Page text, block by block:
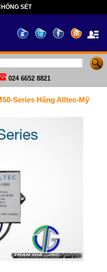
SÉT
024 6652 8821
Series Hãng Alltec-Mỹ